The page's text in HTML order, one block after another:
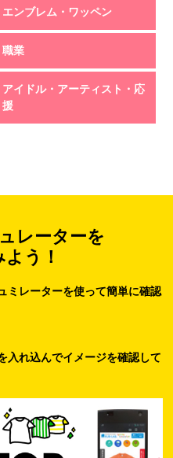
エンブレム・ワッペン
職業
アイドル・アーティスト・応
援
レーターを
う！
ミレーターを使って簡単に確認
入れ込んでイメージを確認して